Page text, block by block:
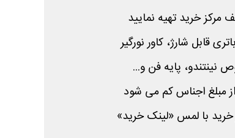
مرکز خرید تهیه نمایید
پایه فن و...
با لمس «لینک خرید»